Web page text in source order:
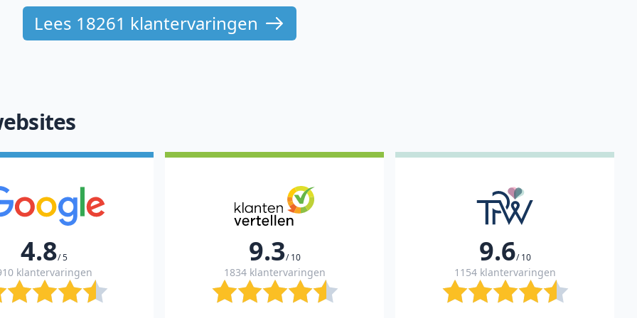
Lees 18261 klantervaringen
4.8/ 5
klantervaringen
9.3/ 10
1834 klantervaringen
9.6/ 10
1154 klantervaringen